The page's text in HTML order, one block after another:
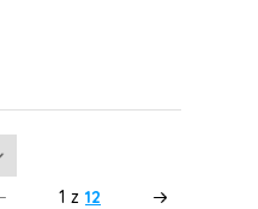
1 z 12